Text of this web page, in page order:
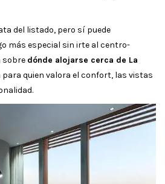
del listado, pero sí puede
más especial sin irte al centro-
sobre dónde alojarse cerca de La
para quien valora el confort, las vistas